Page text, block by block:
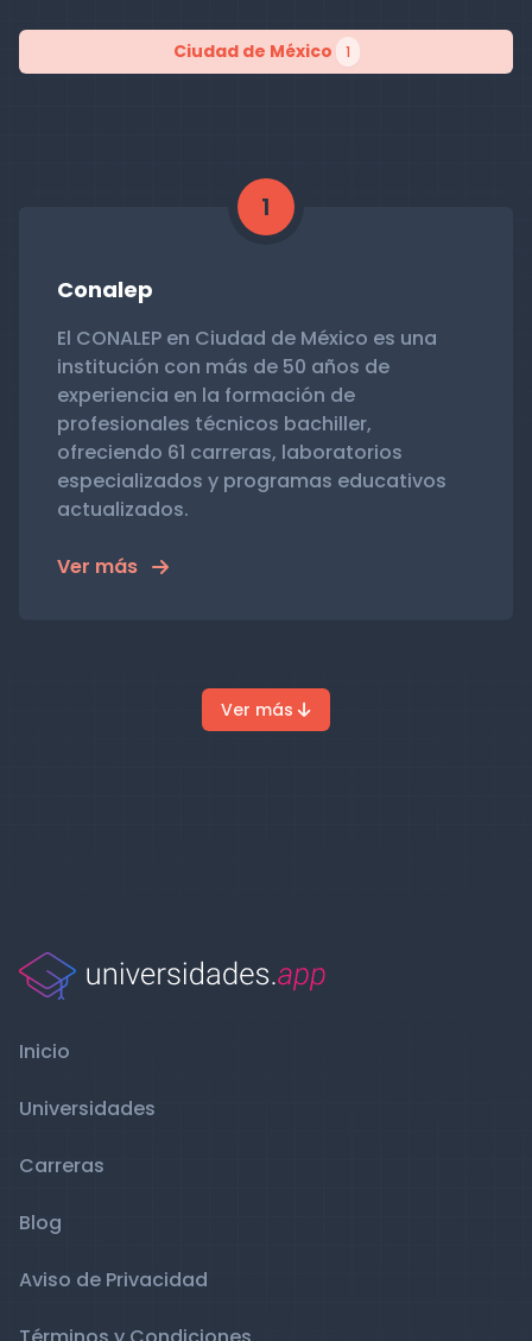
Ciudad de México 1
1
Conalep
El CONALEP en Ciudad de México es una
institución con más de 50 años de
experiencia en la formación de
profesionales técnicos bachiller,
ofreciendo 61 carreras, laboratorios
especializados y programas educativos
actualizados.
Ver más
Ver más
Inicio
Universidades
Carreras
Blog
Aviso de Privacidad